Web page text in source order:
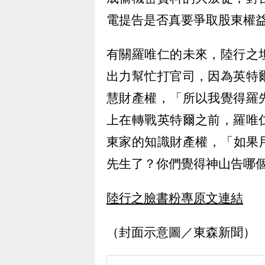
電提告是否真要爭取股東權
有關羅唯仁的未來，陸行之
出力幫忙打官司，因為英特
慧財產權，「所以我覺得羅
上在轉戰英特爾之前，羅
東家的知識財產權，「如果
先生了？你們覺得神山告哪
陸行之臉書粉專原文連結
（封面示意圖／東森新聞）